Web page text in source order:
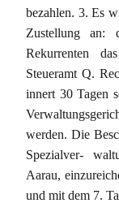
bezahlen. 3. Es
Zustellung an:
Rekurrenten
Steueramt Q.
innert 30 Tagen
werden. Die
Spezialver-
Aarau,
und mit dem 7.